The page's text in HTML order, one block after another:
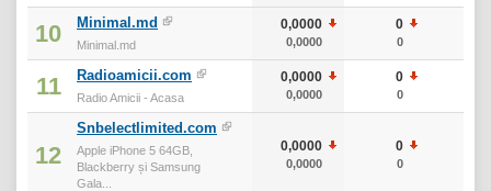
10 Minimal.md
Minimal.md
0,0000
0,0000
0
0
11 Radioamicii.com
Radio Amicii - Acasa
0,0000
0,0000
0
0
12
Snbelectlimited.com
Apple iPhone 5 64GB,
Blackberry și Samsung
Gala...
0,0000
0,0000
0
0